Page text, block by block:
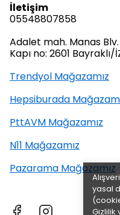
yasal
Gizlilik
İletişim
05548807858
Adalet mah. Manas
Kapı no: 2601 Bayraklı/
Trendyol Mağazamız
Hepsiburada
PttAVM Mağazamız
N11 Mağazamız
Pazarama Mağazamız